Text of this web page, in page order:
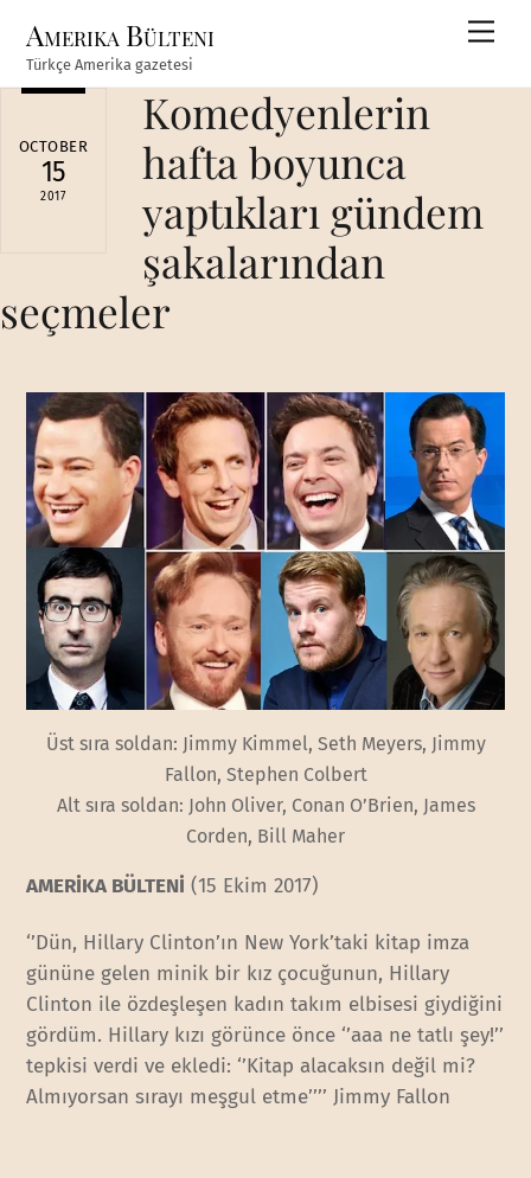
content
Amerika Bülteni
Türkçe Amerika gazetesi
OCTOBER
15
2017
Komedyenlerin
hafta boyunca
yaptıkları gündem
şakalarından
seçmeler
Üst sıra soldan: Jimmy Kimmel, Seth Meyers, Jimmy
Fallon, Stephen Colbert
Alt sıra soldan: John Oliver, Conan O’Brien, James
Corden, Bill Maher
AMERİKA BÜLTENİ (15 Ekim 2017)
‘’Dün, Hillary Clinton’ın New York’taki kitap imza
gününe gelen minik bir kız çocuğunun, Hillary
Clinton ile özdeşleşen kadın takım elbisesi giydiğini
gördüm. Hillary kızı görünce önce ‘’aaa ne tatlı şey!’’
tepkisi verdi ve ekledi: ‘’Kitap alacaksın değil mi?
Almıyorsan sırayı meşgul etme’’’’ Jimmy Fallon